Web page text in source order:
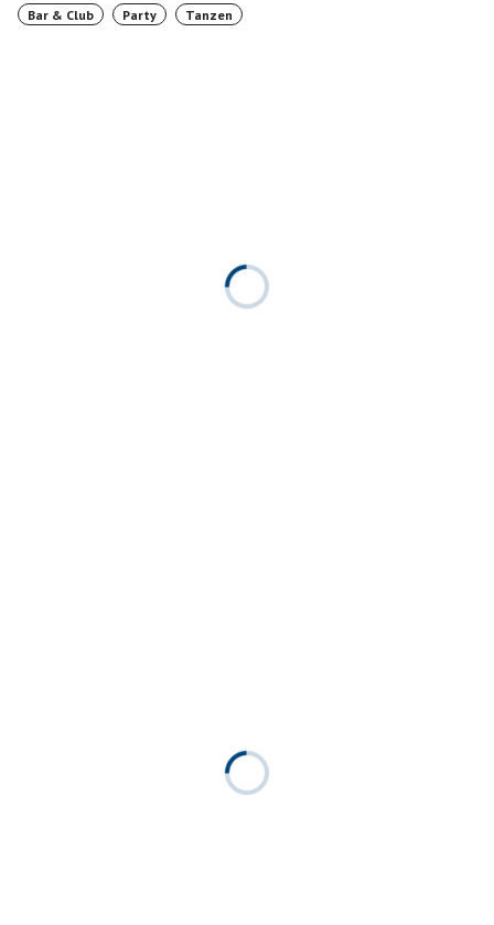
Bar & Club Party Tanzen